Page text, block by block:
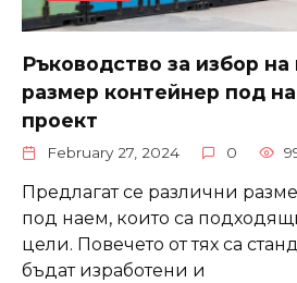
Ръководство за избор на
размер контейнер под
проект
February 27, 2024 0
Предлагат се различни
под наем, които са
цели. Повечето от тях са
бъдат изработени и